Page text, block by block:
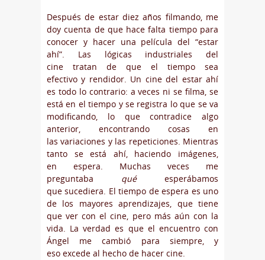
Después de estar diez años filmando, me
doy cuenta de que hace falta tiempo para
conocer y hacer una película del “estar
ahí”. Las lógicas industriales del
cine tratan de que el tiempo sea
efectivo y rendidor. Un cine del estar ahí
es todo lo contrario: a veces ni se filma, se
está en el tiempo y se registra lo que se va
modificando, lo que contradice algo
anterior, encontrando cosas en
las variaciones y las repeticiones. Mientras
tanto se está ahí, haciendo imágenes,
en espera. Muchas veces me
preguntaba quéesperábamos
que sucediera. El tiempo de espera es uno
de los mayores aprendizajes, que tiene
que ver con el cine, pero más aún con la
vida. La verdad es que el encuentro con
Ángel me cambió para siempre, y
eso excede al hecho de hacer cine.